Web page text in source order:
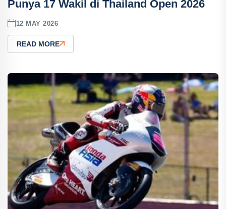
Punya 17 Wakil di Thailand Open 2026
12 MAY 2026
READ MORE